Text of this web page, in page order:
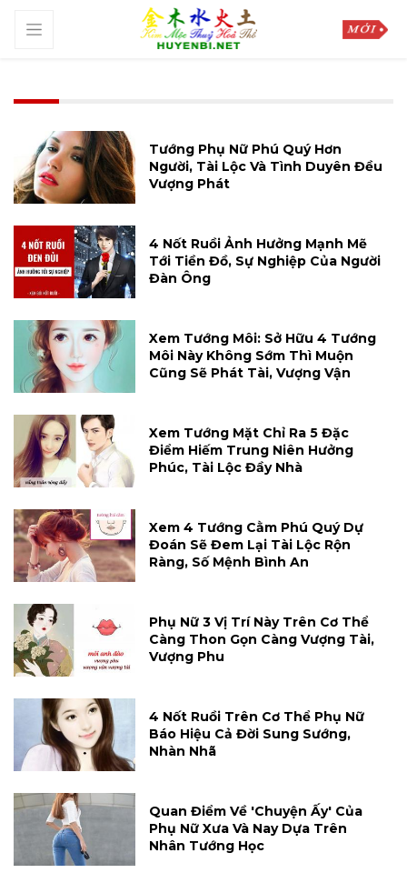
Tướng Phụ Nữ Phú Quý Hơn
Người, Tài Lộc Và Tình Duyên Đều
Vượng Phát
4 Nốt Ruồi Ảnh Hưởng Mạnh Mẽ
Tới Tiền Đồ, Sự Nghiệp Của Người
Đàn Ông
Xem Tướng Môi: Sở Hữu 4 Tướng
Môi Này Không Sớm Thì Muộn
Cũng Sẽ Phát Tài, Vượng Vận
Xem Tướng Mặt Chỉ Ra 5 Đặc
Điểm Hiếm Trung Niên Hưởng
Phúc, Tài Lộc Đầy Nhà
Xem 4 Tướng Cằm Phú Quý Dự
Đoán Sẽ Đem Lại Tài Lộc Rộn
Ràng, Số Mệnh Bình An
Phụ Nữ 3 Vị Trí Này Trên Cơ Thể
Càng Thon Gọn Càng Vượng Tài,
Vượng Phu
4 Nốt Ruồi Trên Cơ Thể Phụ Nữ
Báo Hiệu Cả Đời Sung Sướng,
Nhàn Nhã
Quan Điểm Về 'chuyện Ấy' Của
Phụ Nữ Xưa Và Nay Dựa Trên
Nhân Tướng Học